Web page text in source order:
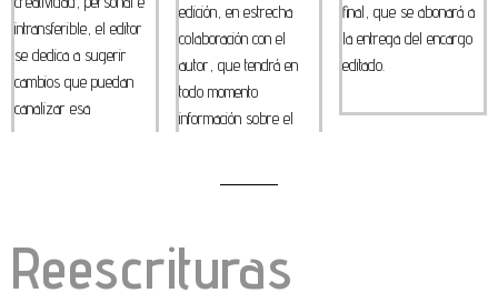
intransferible, el editor
se dedica a sugerir
cambios que puedan
canalizar esa
edición, en estrecha
colaboración con el
autor, que tendrá en
todo momento
información sobre el
final, que se abonará a
la entrega del encargo
editado.
Reescrituras